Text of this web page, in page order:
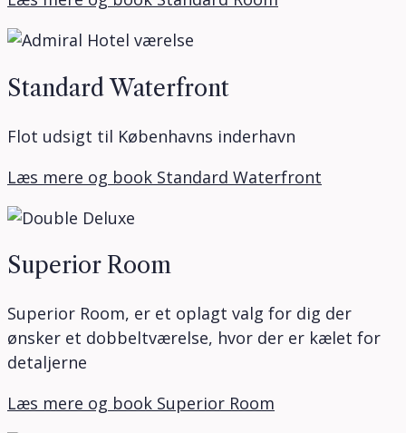
Standard Waterfront
Flot udsigt til Københavns inderhavn
Læs mere og book Standard Waterfront
Superior Room
Superior Room, er et oplagt valg for dig der
ønsker et dobbeltværelse, hvor der er kælet for
detaljerne
Læs mere og book Superior Room